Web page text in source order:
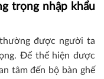
trọng nhập khẩu
được người ta
Để thể hiện được
tâm đến bộ bàn ghế